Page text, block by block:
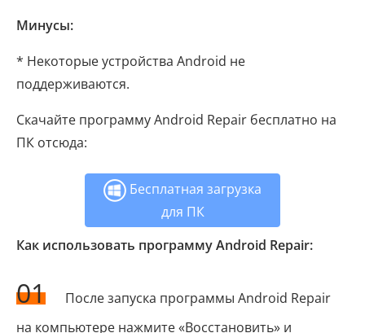
Минусы:
* Некоторые устройства Android не
поддерживаются.
Скачайте программу Android Repair бесплатно на
ПК отсюда:
Бесплатная загрузка
для ПК
Как использовать программу Android Repair:
01
После запуска программы Android Repair
на компьютере нажмите «Восстановить» и